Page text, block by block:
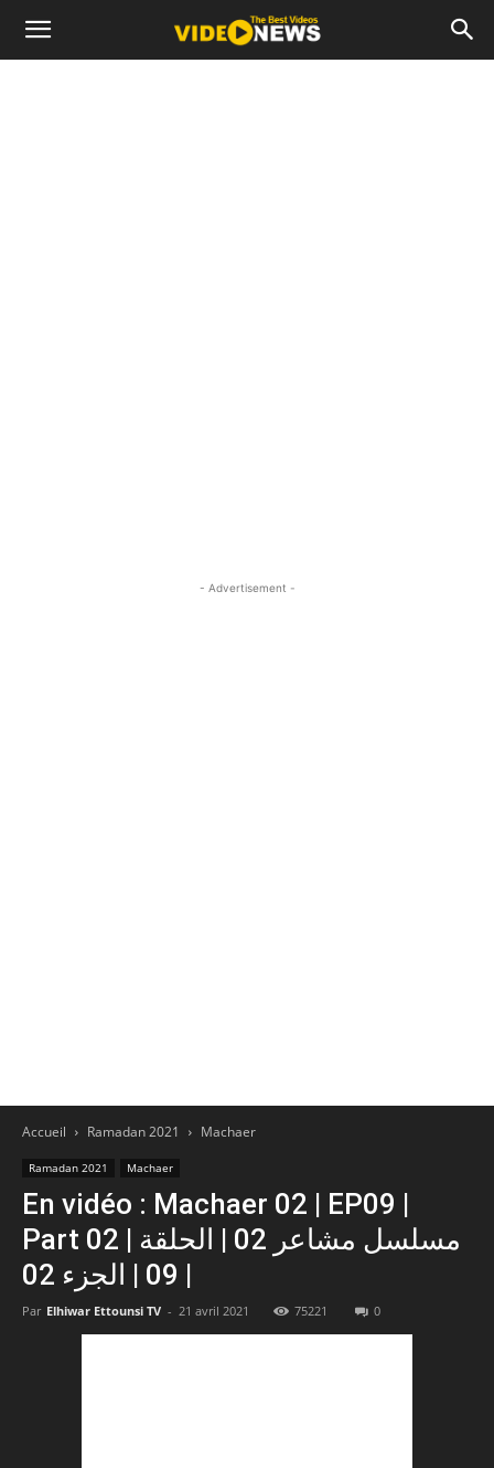
- Advertisement -
Accueil Ramadan 2021 Machaer
Ramadan 2021 Machaer
En vidéo : Machaer 02 | EP09 |
Part 02 | مسلسل مشاعر 02 | الحلقة
09 | الجزء 02 |
Par Elhiwar Ettounsi TV - 21 avril 2021 75221 0